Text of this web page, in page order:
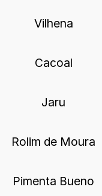
Vilhena
Cacoal
Jaru
Rolim de Moura
Pimenta Bueno